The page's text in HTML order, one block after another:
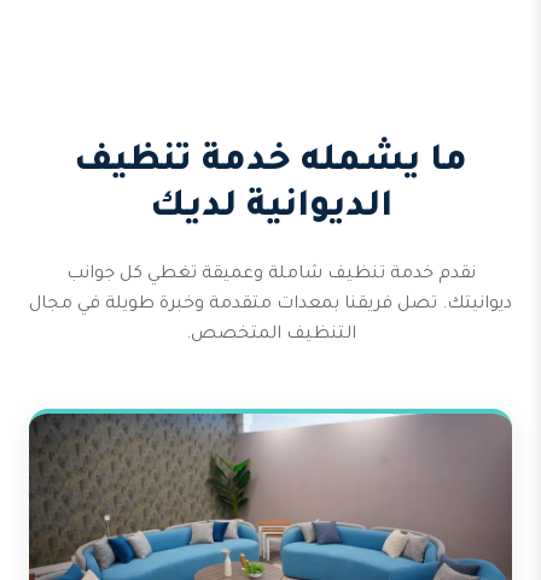
ما يشمله خدمة تنظيف
الديوانية لديك
نقدم خدمة تنظيف شاملة وعميقة تغطي كل جوانب
ديوانيتك. تصل فريقنا بمعدات متقدمة وخبرة طويلة في مجال
التنظيف المتخصص.